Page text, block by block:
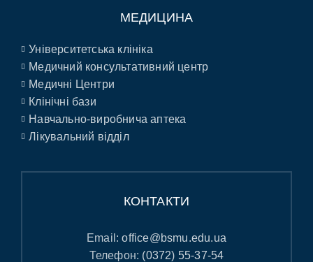
МЕДИЦИНА
Університетська клініка
Медичний консультативний центр
Медичні Центри
Клінічні бази
Навчально-виробнича аптека
Лікувальний відділ
КОНТАКТИ
Email:office@bsmu.edu.ua
Телефон: (0372) 55-37-54